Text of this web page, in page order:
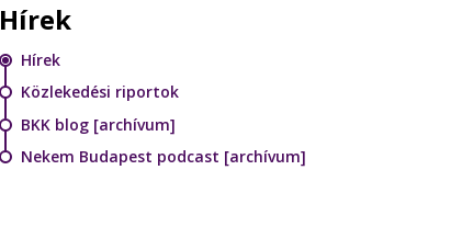
Hírek
Hírek
Közlekedési riportok
BKK blog [archívum]
Nekem Budapest podcast [archívum]